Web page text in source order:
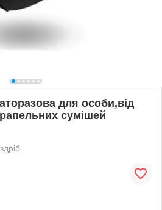
для особи,від
сумішей